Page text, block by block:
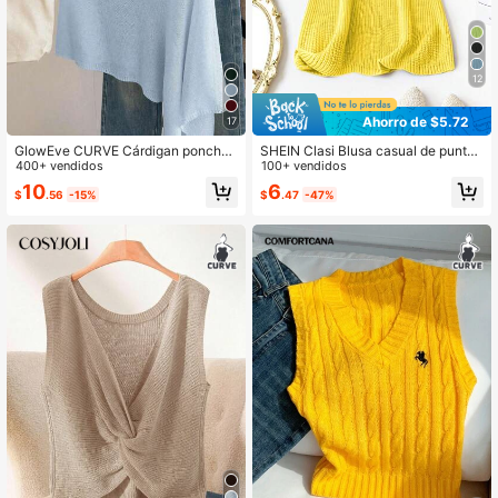
17
GlowEve CURVE Cárdigan poncho
blanco casual y holgado de estilo v
acacional para mujer, primavera/ver
ano
400+ vendidos
$10.56 -15%
12
Ahorro de $5.72
SHEIN Clasi Blusa casual de punto
sin mangas de unicolor talla grande
100+ vendidos
$6.47 -47%